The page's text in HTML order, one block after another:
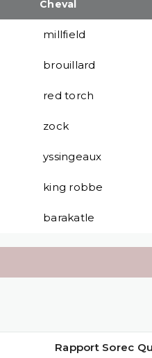
Cheval
millfield
brouillard
red torch
zock
yssingeaux
king robbe
barakatle
Rapport Sorec